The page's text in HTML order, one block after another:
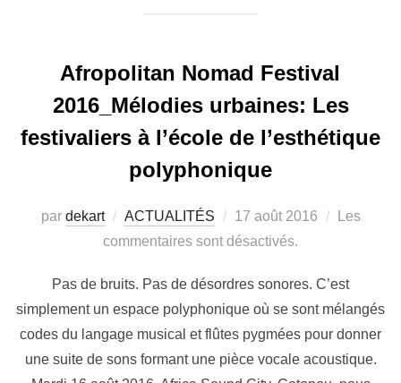
Afropolitan Nomad Festival
2016_Mélodies urbaines: Les
festivaliers à l’école de l’esthétique
polyphonique
par dekart ACTUALITÉS 17 août 2016
Les
commentaires sont désactivés.
Pas de bruits. Pas de désordres sonores. C’est
simplement un espace polyphonique où se sont mélangés
codes du langage musical et flûtes pygmées pour donner
une suite de sons formant une pièce vocale acoustique.